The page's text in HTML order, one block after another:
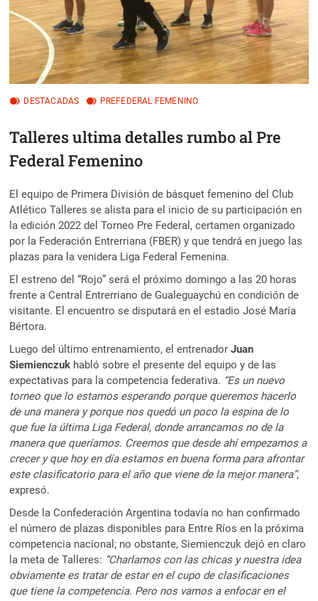
DESTACADAS PREFEDERAL FEMENINO
Talleres ultima detalles rumbo al Pre
Federal Femenino
El equipo de Primera División de básquet femenino del Club
Atlético Talleres se alista para el inicio de su participación en
la edición 2022 del Torneo Pre Federal, certamen organizado
por la Federación Entrerriana (FBER) y que tendrá en juego las
plazas para la venidera Liga Federal Femenina.
El estreno del “Rojo” será el próximo domingo a las 20 horas
frente a Central Entrerriano de Gualeguaychú en condición de
visitante. El encuentro se disputará en el estadio José María
Bértora.
Luego del último entrenamiento, el entrenadorJuan
Siemienczuk habló sobre el presente del equipo y de las
expectativas para la competencia federativa. “Es un nuevo
torneo que lo estamos esperando porque queremos hacerlo
de una manera y porque nos quedó un poco la espina de lo
que fue la última Liga Federal, donde arrancamos no de la
manera que queríamos. Creemos que desde ahí empezamos a
crecer y que hoy en día estamos en buena forma para afrontar
este clasificatorio para el año que viene de la mejor manera”,
expresó.
Desde la Confederación Argentina todavía no han confirmado
el número de plazas disponibles para Entre Ríos en la próxima
competencia nacional; no obstante, Siemienczuk dejó en claro
la meta de Talleres: “Charlamos con las chicas y nuestra idea
obviamente es tratar de estar en el cupo de clasificaciones
que tiene la competencia. Pero nos vamos a enfocar en el